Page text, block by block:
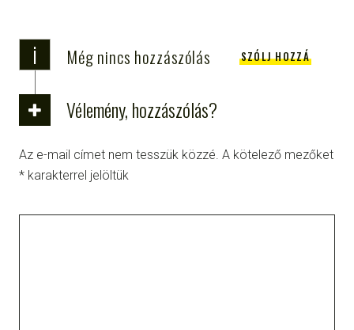
i Még nincs hozzászólás SZÓLJ HOZZÁ
Vélemény, hozzászólás?
Az e-mail címet nem tesszük közzé. A kötelező mezőket
* karakterrel jelöltük